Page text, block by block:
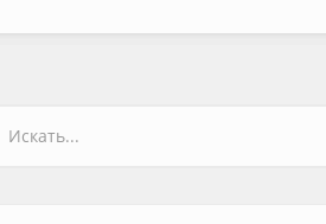
Форма поиска